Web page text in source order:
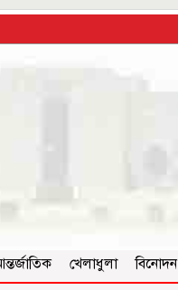
খেলাধুলা বিনোদন